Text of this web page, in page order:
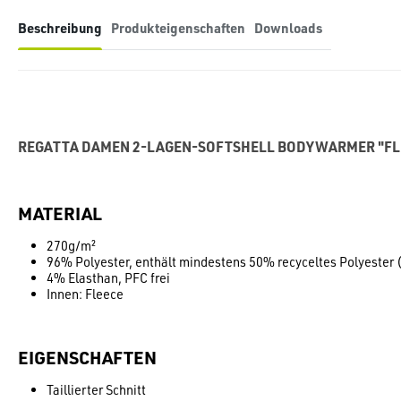
Beschreibung Produkteigenschaften Downloads
REGATTA DAMEN 2-LAGEN-SOFTSHELL BODYWARMER
MATERIAL
270g/m²
96% Polyester, enthält mindestens 50% recyceltes Polyester
4% Elasthan, PFC frei
Innen: Fleece
EIGENSCHAFTEN
Taillierter Schnitt